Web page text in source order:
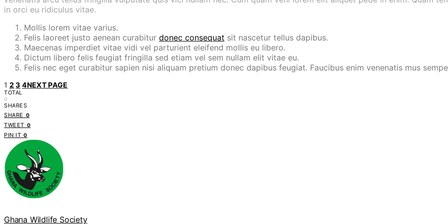
in orci eu ridiculus vitae.
Mollis lorem vitae varius.
Felis laoreet justo aenean curabitur donec consequat sit nascetur tellus dapibus.
Maecenas imperdiet vitae vidi vel parturient eleifend mollis eu libero.
Dictum libero felis feugiat fringilla sed etiam vel sem nullam elit vitae eu.
Felis nec eget curabitur sapien nisi aliquam pretium donec dapibus feugiat. Faucibus enim venenatis mus
1 2 3 4NEXT PAGE
TOTAL
0
SHARES
SHARE 0
TWEET 0
PIN IT 0
Ghana Wildlife Society